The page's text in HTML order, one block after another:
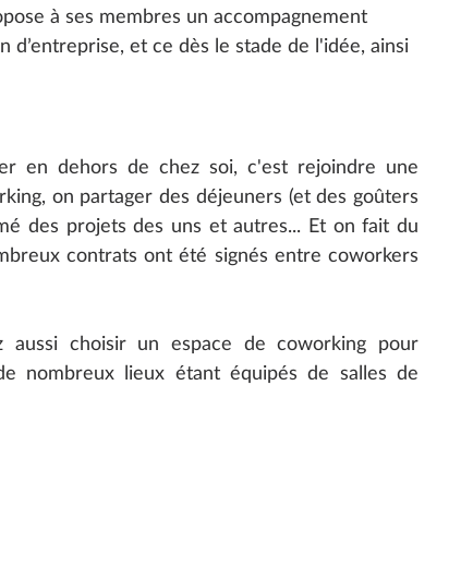
à ses membres un accompagnement
d’entreprise, et ce dès le stade de l'idée, ainsi
en dehors de chez soi, c'est rejoindre une
on partager des déjeuners (et des goûters
des projets des uns et autres... Et on fait du
contrats ont été signés entre coworkers
choisir un espace de coworking pour
nombreux lieux étant équipés de salles de